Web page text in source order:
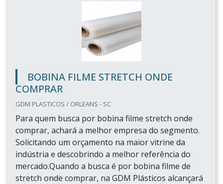
BOBINA FILME STRETCH ONDE
COMPRAR
GDM PLASTICOS / ORLEANS - SC
Para quem busca por bobina filme stretch onde
comprar, achará a melhor empresa do segmento.
Solicitando um orçamento na maior vitrine da
indústria e descobrindo a melhor referência do
mercado.Quando a busca é por bobina filme de
stretch onde comprar, na GDM Plásticos alcançará